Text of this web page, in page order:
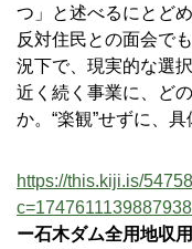
つ」と述べるにとど
反対住民との面会で
況下で、現実的な選
近く続く事業に、ど
か。“楽観”せずに、
https://this.kiji.is/
ー石木ダム全用地収